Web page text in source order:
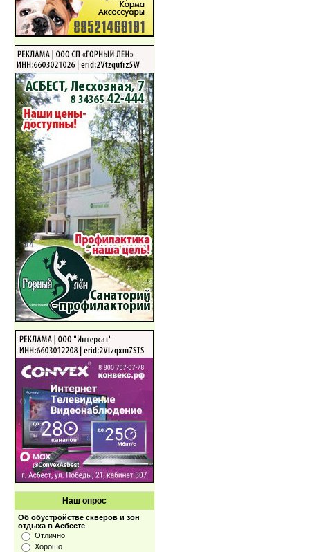
Наш опрос
Об обустройстве скверов и зон
отдыха в Асбесте
Отлично
Хорошо